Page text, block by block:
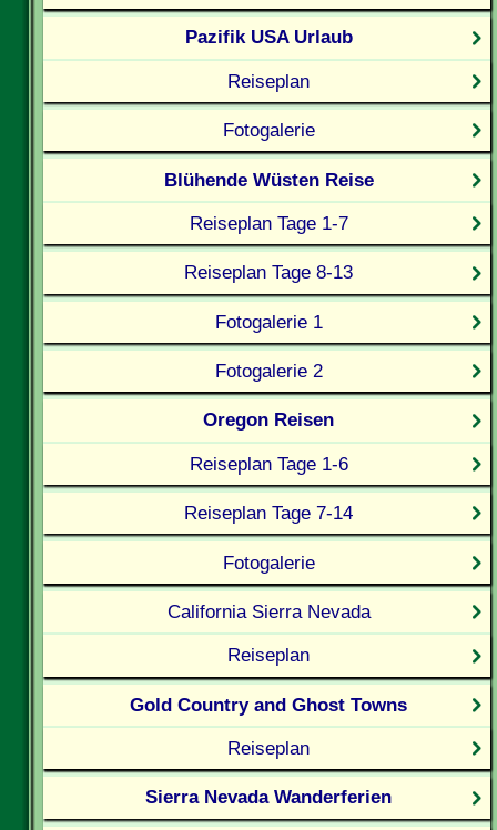
Pazifik USA Urlaub
Reiseplan
Fotogalerie
Blühende Wüsten Reise
Reiseplan Tage 1-7
Reiseplan Tage 8-13
Fotogalerie 1
Fotogalerie 2
Oregon Reisen
Reiseplan Tage 1-6
Reiseplan Tage 7-14
Fotogalerie
California Sierra Nevada
Reiseplan
Gold Country and Ghost Towns
Reiseplan
Sierra Nevada Wanderferien